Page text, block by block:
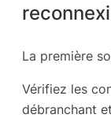
La première
Vérifiez les
débranchant